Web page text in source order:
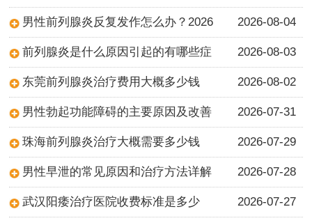
男性前列腺炎反复发作怎么办？2026 2026-08-04
前列腺炎是什么原因引起的有哪些症 2026-08-03
东莞前列腺炎治疗费用大概多少钱 2026-08-02
男性勃起功能障碍的主要原因及改善 2026-07-31
珠海前列腺炎治疗大概需要多少钱 2026-07-29
男性早泄的常见原因和治疗方法详解 2026-07-28
武汉阳痿治疗医院收费标准是多少 2026-07-27